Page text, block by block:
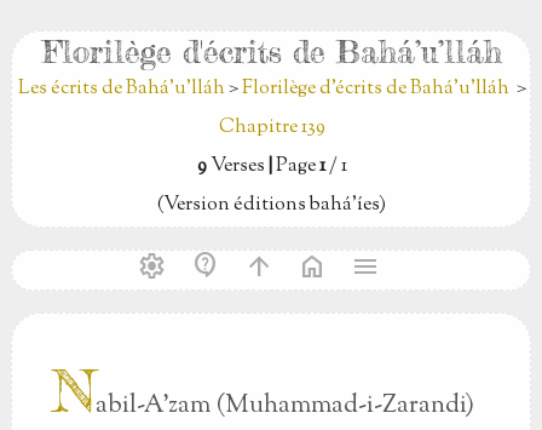
Florilège d'écrits de Bahá’u’lláh
Les écrits de Bahá’u’lláh>Florilège d'écrits de Bahá’u’lláh>
Chapitre 139
9Verses|Page1/ 1
(Version éditions bahá’íes)
settings contact_support arrow_upward home menu
Nabil-A'zam (Muhammad-i-Zarandi)